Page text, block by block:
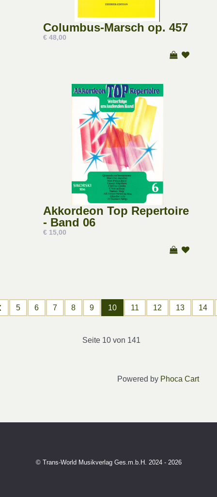
Columbus-Marsch op. 457
€ 48,00
Akkordeon Top Repertoire
- Band 06
€ 15,00
5 6 7 8 9 10 11 12 13 14
Seite 10 von 141
Powered by Phoca Cart
© Trans-World Musikverlag Ges.m.b.H. 2024 - 2026